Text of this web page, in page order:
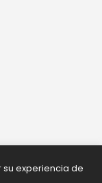
su experiencia de